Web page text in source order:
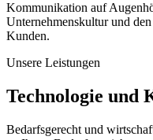
Kommunikation auf
Unternehmenskultur und
Kunden.
Unsere Leistungen
Technologie und
Bedarfsgerecht und